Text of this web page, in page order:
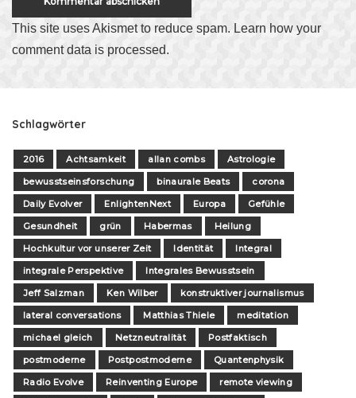
This site uses Akismet to reduce spam. Learn how your
comment data is processed.
Schlagwörter
2016 Achtsamkeit allan combs
Astrologie
bewusstseinsforschung
binaurale Beats
corona
Daily Evolver
EnlightenNext Europa
Gefühle
Gesundheit
grün Habermas
Heilung
Hochkultur vor unserer Zeit
Identität
Integral
integrale Perspektive
Integrales Bewusstsein
Jeff Salzman
Ken Wilber
konstruktiver journalismus
lateral conversations
Matthias Thiele
meditation
michael gleich
Netzneutralität
Postfaktisch
postmoderne
Postpostmoderne
Quantenphysik
Radio Evolve
Reinventing Europe
remote viewing